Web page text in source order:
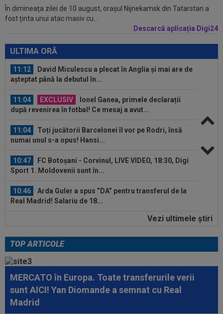
În dimineața zilei de 10 august, orașul Nijnekamsk din Tatarstan a
fost ținta unui atac masiv cu...
Descarcă aplicația Digi24
ULTIMA ORĂ
11:25
"Ce frumos arată clasamentul". Primarul din
Pitești a pus "sare pe rană", după...
viaţă, putem controla doar...
11:12
David Miculescu a plecat în Anglia și mai are de
așteptat până la debutul în...
11:04 EXCLUSIV
Ionel Ganea, primele declarații
după revenirea în fotbal! Ce mesaj a avut...
11:04
Toți jucătorii Barcelonei îl vor pe Rodri, însă
numai unul s-a opus! Hansi...
10:47
FC Botoșani - Corvinul, LIVE VIDEO, 18:30, Digi
Sport 1. Moldovenii sunt în...
10:46
Arda Guler a spus ”DA” pentru transferul de la
Real Madrid! Salariu de 18...
Se anunță sold-out la Sepsi -
11:25
"Ce frumos arată clasamentul". Primarul din
Pitești a pus "sare pe rană", după...
11:20
Mesajul afișat în biroul lui Mario Felgueiras: ”În
viaţă, putem controla doar...
Vezi ultimele ştiri
TOP ARTICOLE
MERCATO în Europa. Toate transferurile verii
sunt AICI! Yan Diomande a semnat cu Real
Madrid